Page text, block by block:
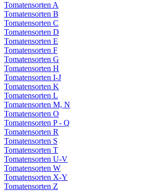
Tomatensorten A
Tomatensorten B
Tomatensorten C
Tomatensorten D
Tomatensorten E
Tomatensorten F
Tomatensorten G
Tomatensorten H
Tomatensorten I-J
Tomatensorten K
Tomatensorten L
Tomatensorten M, N
Tomatensorten O
Tomatensorten P - Q
Tomatensorten R
Tomatensorten S
Tomatensorten T
Tomatensorten U-V
Tomatensorten W
Tomatensorten X-Y
Tomatensorten Z